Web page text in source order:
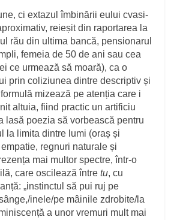
ci extazul îmbinării eului cvasi-
reieșit din raportarea la
rău din ultima bancă, pensionarul
femeia de 50 de ani sau cea
ce urmează să moară), ca o
prin coliziunea dintre descriptiv și
mizează pe atenția care i
altuia, fiind practic un artificiu
lasă poezia să vorbească pentru
la limita dintre lumi (oraș și
regnuri naturale și
mai multor spectre, într-o
care oscilează întretu, cu
„instinctul să pui ruj pe
inele/pe mâinile zdrobite/la
a unor vremuri mult mai